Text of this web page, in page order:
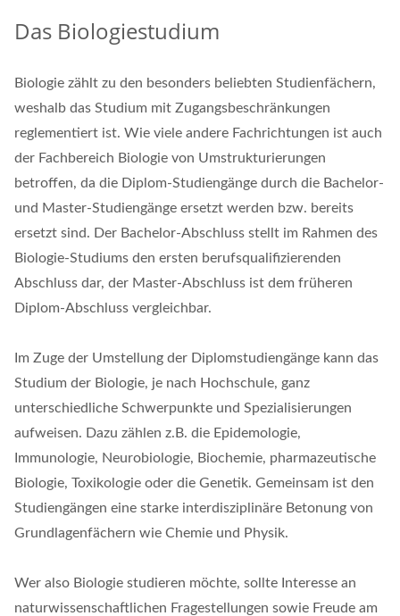
Das Biologiestudium
Biologie zählt zu den besonders beliebten Studienfächern,
weshalb das Studium mit Zugangsbeschränkungen
reglementiert ist. Wie viele andere Fachrichtungen ist auch
der Fachbereich Biologie von Umstrukturierungen
betroffen, da die Diplom-Studiengänge durch die Bachelor-
und Master-Studiengänge ersetzt werden bzw. bereits
ersetzt sind. Der Bachelor-Abschluss stellt im Rahmen des
Biologie-Studiums den ersten berufsqualifizierenden
Abschluss dar, der Master-Abschluss ist dem früheren
Diplom-Abschluss vergleichbar.
Im Zuge der Umstellung der Diplomstudiengänge kann das
Studium der Biologie, je nach Hochschule, ganz
unterschiedliche Schwerpunkte und Spezialisierungen
aufweisen. Dazu zählen z.B. die Epidemologie,
Immunologie, Neurobiologie, Biochemie, pharmazeutische
Biologie, Toxikologie oder die Genetik. Gemeinsam ist den
Studiengängen eine starke interdisziplinäre Betonung von
Grundlagenfächern wie Chemie und Physik.
Wer also Biologie studieren möchte, sollte Interesse an
naturwissenschaftlichen Fragestellungen sowie Freude am